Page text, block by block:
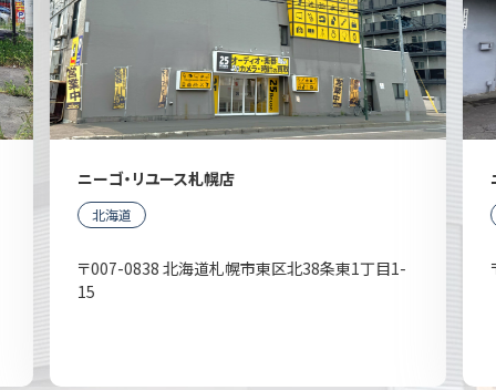
ニーゴ・リユース札幌店
北海道
〒007-0838 北海道札幌市東区北38条東1丁目1-
15